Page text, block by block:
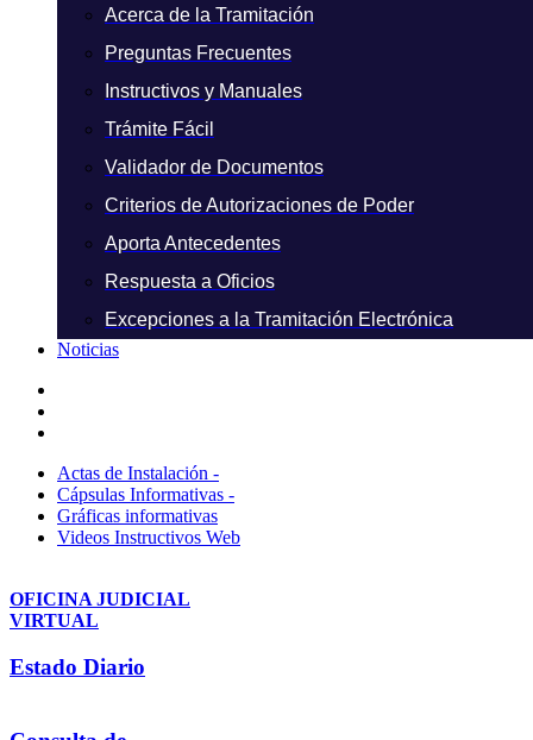
Acerca de la Tramitación
Preguntas Frecuentes
Instructivos y Manuales
Trámite Fácil
Validador de Documentos
Criterios de Autorizaciones de Poder
Aporta Antecedentes
Respuesta a Oficios
Excepciones a la Tramitación Electrónica
Noticias
Actas de Instalación -
Cápsulas Informativas -
Gráficas informativas
Videos Instructivos Web
OFICINA JUDICIAL
VIRTUAL
Estado Diario